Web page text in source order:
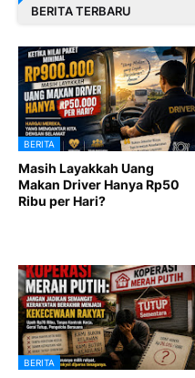
BERITA TERBARU
BERITA
Masih Layakkah Uang
Makan Driver Hanya Rp50
Ribu per Hari?
BERITA